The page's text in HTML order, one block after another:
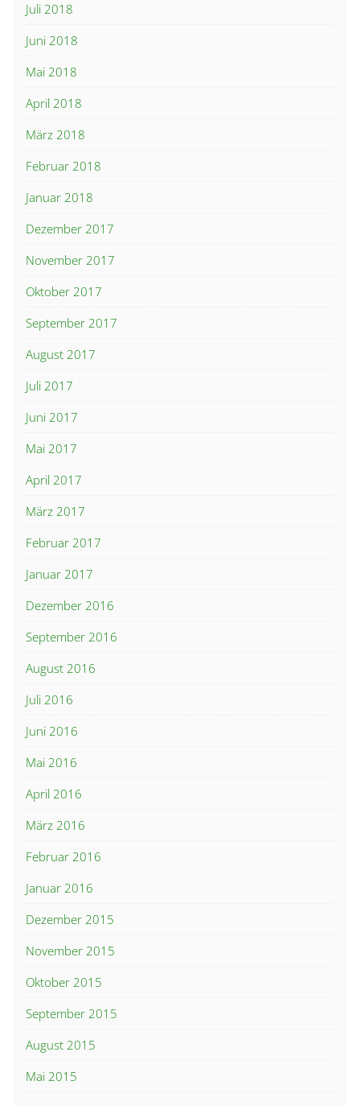
Juli 2018
Juni 2018
Mai 2018
April 2018
März 2018
Februar 2018
Januar 2018
Dezember 2017
November 2017
Oktober 2017
September 2017
August 2017
Juli 2017
Juni 2017
Mai 2017
April 2017
März 2017
Februar 2017
Januar 2017
Dezember 2016
September 2016
August 2016
Juli 2016
Juni 2016
Mai 2016
April 2016
März 2016
Februar 2016
Januar 2016
Dezember 2015
November 2015
Oktober 2015
September 2015
August 2015
Mai 2015